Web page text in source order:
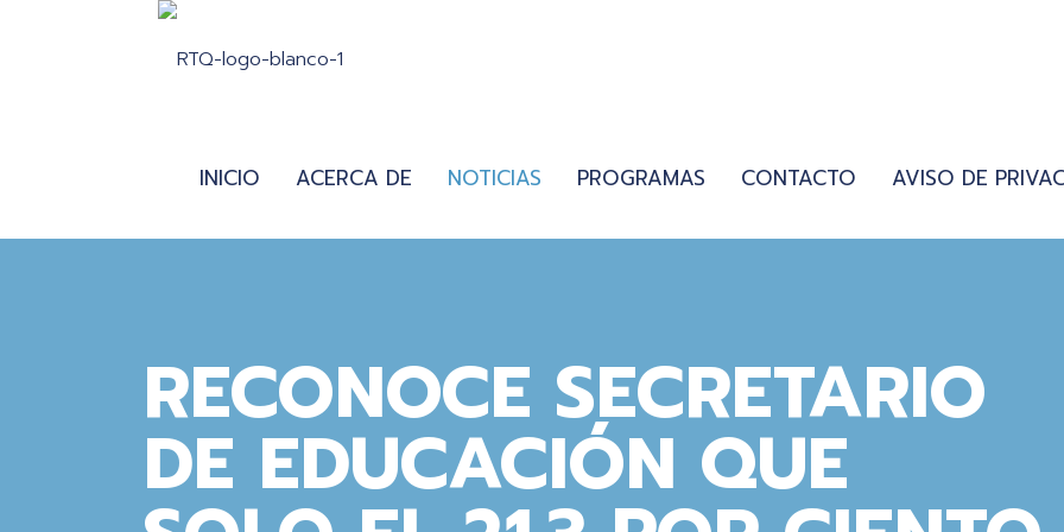
INICIO ACERCA DE NOTICIAS PROGRAMAS CONTACTO AVISO DE
RECONOCE SECRETARIO
DE EDUCACIÓN QUE